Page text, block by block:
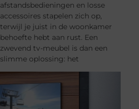
afstandsbedieningen en losse
accessoires stapelen zich op,
terwijl je juist in de woonkamer
behoefte hebt aan rust. Een
zwevend tv-meubel is dan een
slimme oplossing: het